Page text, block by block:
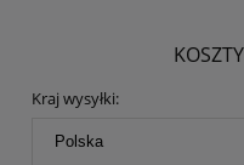
CENA NIE ZAWIERA
Kraj wysyłki: